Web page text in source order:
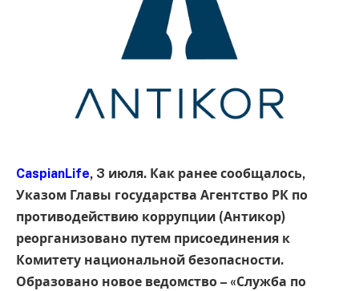
CaspianLife, 3 июля. Как ранее сообщалось,
Указом Главы государства Агентство РК по
противодействию коррупции (Антикор)
реорганизовано путем присоединения к
Комитету национальной безопасности.
Образовано новое ведомство – «Служба по